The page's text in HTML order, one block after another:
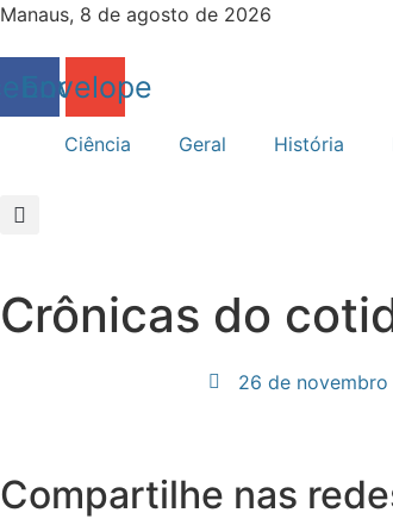
Ir
conteúdo
Manaus, 8 de agosto de 2026
Envelope
Ciência Geral História
Crônicas do
26 de
Compartilhe nas